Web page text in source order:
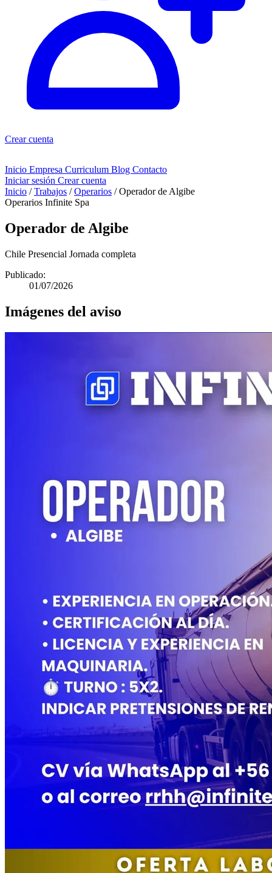
Crear cuenta
Inicio Empresa Curriculum Blog Contacto
Iniciar sesión Crear cuenta
Inicio / Trabajos / Operarios / Operador de Algibe
Operarios Infinite Spa
Operador de Algibe
Chile Presencial Jornada completa
Publicado:
01/07/2026
Imágenes del aviso